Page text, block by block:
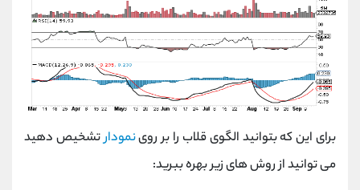
برای این که بتوانید الگوی قلاب را بر روینمودارتشخیص دهید
می توانید از روش های زیر بهره ببرید: